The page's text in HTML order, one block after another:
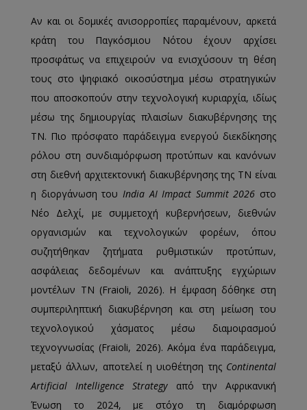
Αν και οι δομικές ανισορροπίες παραμένουν, αρκετά
κράτη του Παγκόσμιου Νότου έχουν αρχίσει
προσφάτως να επιχειρούν να ενισχύσουν τη θέση
τους στο ψηφιακό οικοσύστημα μέσω στρατηγικών
που αποσκοπούν στην τεχνολογική κυριαρχία, ιδίως
μέσω της δημιουργίας πλαισίων διακυβέρνησης της
ΤΝ. Πιο πρόσφατο παράδειγμα ενεργού διεκδίκησης
ρόλου στη συνδιαμόρφωση προτύπων και κανόνων
στη διεθνή αρχιτεκτονική διακυβέρνησης της ΤΝ είναι
η διοργάνωση του India AI Impact Summit 2026 στο
Νέο Δελχί, με συμμετοχή κυβερνήσεων, διεθνών
οργανισμών και τεχνολογικών φορέων, όπου
συζητήθηκαν ζητήματα ρυθμιστικών προτύπων,
ασφάλειας δεδομένων και ανάπτυξης εγχώριων
μοντέλων ΤΝ (Fraioli, 2026). Η έμφαση δόθηκε στη
συμπεριληπτική διακυβέρνηση και στη μείωση του
τεχνολογικού χάσματος μέσω διαμοιρασμού
τεχνογνωσίας (Fraioli, 2026). Ακόμα ένα παράδειγμα,
μεταξύ άλλων, αποτελεί η υιοθέτηση της Continental
Artificial Intelligence Strategyαπό την Αφρικανική
Ένωση το 2024, με στόχο τη διαμόρφωση